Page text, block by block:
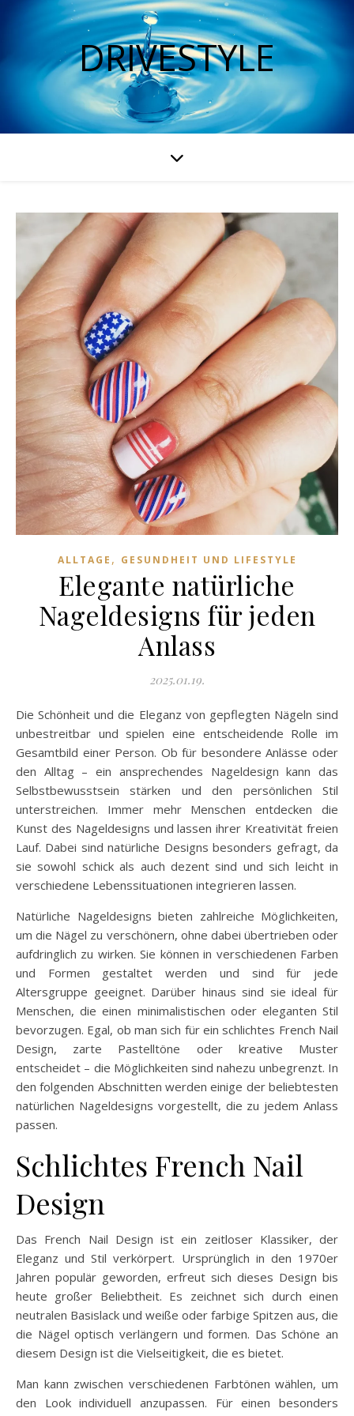
DRIVESTYLE
ALLTAGE , GESUNDHEIT UND LIFESTYLE
Elegante natürliche
Nageldesigns für jeden
Anlass
2025.01.19.
Die Schönheit und die Eleganz von gepflegten Nägeln sind
unbestreitbar und spielen eine entscheidende Rolle im
Gesamtbild einer Person. Ob für besondere Anlässe oder
den Alltag – ein ansprechendes Nageldesign kann das
Selbstbewusstsein stärken und den persönlichen Stil
unterstreichen. Immer mehr Menschen entdecken die
Kunst des Nageldesigns und lassen ihrer Kreativität freien
Lauf. Dabei sind natürliche Designs besonders gefragt, da
sie sowohl schick als auch dezent sind und sich leicht in
verschiedene Lebenssituationen integrieren lassen.
Natürliche Nageldesigns bieten zahlreiche Möglichkeiten,
um die Nägel zu verschönern, ohne dabei übertrieben oder
aufdringlich zu wirken. Sie können in verschiedenen Farben
und Formen gestaltet werden und sind für jede
Altersgruppe geeignet. Darüber hinaus sind sie ideal für
Menschen, die einen minimalistischen oder eleganten Stil
bevorzugen. Egal, ob man sich für ein schlichtes French Nail
Design, zarte Pastelltöne oder kreative Muster
entscheidet – die Möglichkeiten sind nahezu unbegrenzt. In
den folgenden Abschnitten werden einige der beliebtesten
natürlichen Nageldesigns vorgestellt, die zu jedem Anlass
passen.
Schlichtes French Nail
Design
Das French Nail Design ist ein zeitloser Klassiker, der
Eleganz und Stil verkörpert. Ursprünglich in den 1970er
Jahren populär geworden, erfreut sich dieses Design bis
heute großer Beliebtheit. Es zeichnet sich durch einen
neutralen Basislack und weiße oder farbige Spitzen aus, die
die Nägel optisch verlängern und formen. Das Schöne an
diesem Design ist die Vielseitigkeit, die es bietet.
Man kann zwischen verschiedenen Farbtönen wählen, um
den Look individuell anzupassen. Für einen besonders